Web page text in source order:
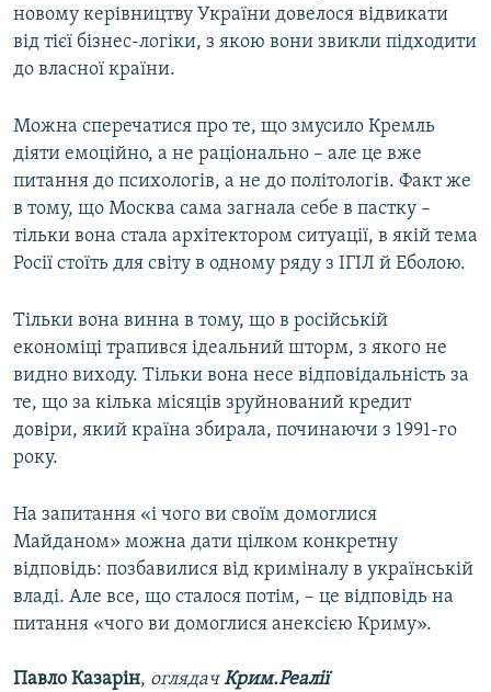
новому керівництву України довелося відвикати
від тієї бізнес-логіки, з якою вони звикли підходити
до власної країни.
Можна сперечатися про те, що змусило Кремль
діяти емоційно, а не раціонально – але це вже
питання до психологів, а не до політологів. Факт же
в тому, що Москва сама загнала себе в пастку –
тільки вона стала архітектором ситуації, в якій тема
Росії стоїть для світу в одному ряду з ІГІЛ й Еболою.
Тільки вона винна в тому, що в російській
економіці трапився ідеальний шторм, з якого не
видно виходу. Тільки вона несе відповідальність за
те, що за кілька місяців зруйнований кредит
довіри, який країна збирала, починаючи з 1991-го
року.
На запитання «і чого ви своїм домоглися
Майданом» можна дати цілком конкретну
відповідь: позбавилися від криміналу в українській
владі. Але все, що сталося потім, – це відповідь на
питання «чого ви домоглися анексією Криму».
Павло Казарін, оглядачКрим.Реалії